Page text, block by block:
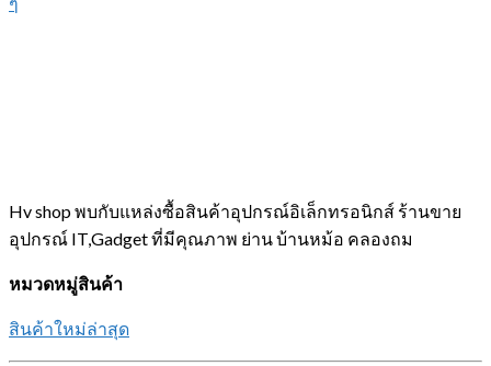
Hv shop พบกับแหล่งซื้อสินค้าอุปกรณ์อิเล็กทรอนิกส์ ร้านขาย
อุปกรณ์ IT,Gadget ที่มีคุณภาพ ย่าน บ้านหม้อ คลองถม
หมวดหมู่สินค้า
สินค้าใหม่ล่าสุด